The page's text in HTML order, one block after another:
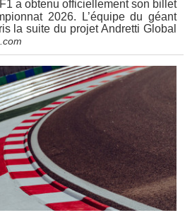
a obtenu officiellement son billet
2026. L’équipe du géant
la suite du projet Andretti Global